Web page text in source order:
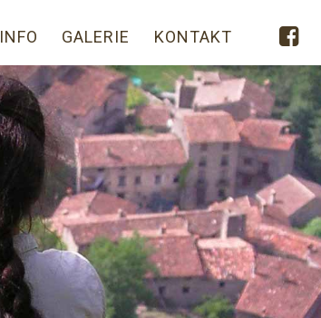
INFO GALERIE KONTAKT 